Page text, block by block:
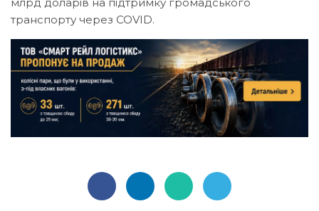
транспорту через COVID.